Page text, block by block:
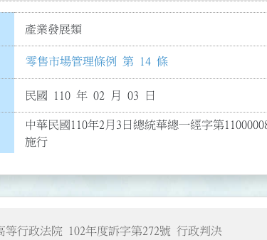
產業發展類
零售市場管理條例 第 14 條
民國 110 年 02 月 03 日
中華民國110年2月3日總統華總一經字第
施行
等行政法院 102年度訴字第272號 行政判決